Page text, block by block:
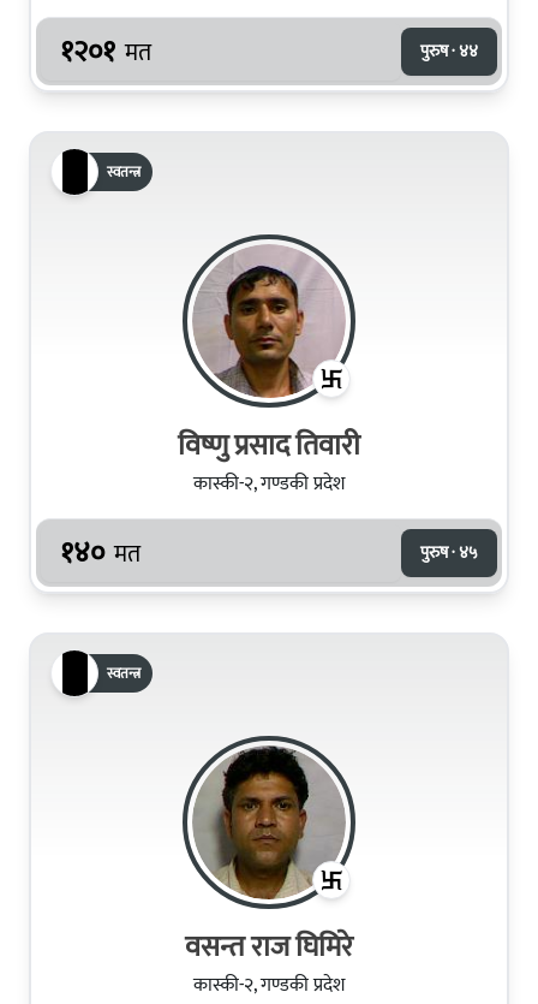
१२०१ मत पुरुष · ४४
स्वतन्त्र
विष्णु प्रसाद तिवारी
कास्की-२, गण्डकी प्रदेश
१४० मत पुरुष · ४५
स्वतन्त्र
वसन्त राज घिमिरे
कास्की-२, गण्डकी प्रदेश